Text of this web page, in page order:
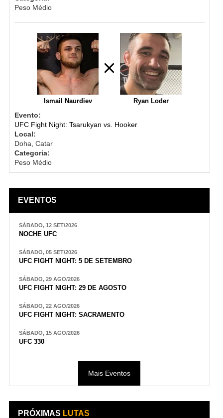
Peso Médio
Ismail Naurdiev Ryan Loder
Evento:
UFC Fight Night: Tsarukyan vs. Hooker
Local:
Doha, Catar
Categoria:
Peso Médio
EVENTOS
SÁBADO, 12 SET/2026
NOCHE UFC
SÁBADO, 05 SET/2026
UFC FIGHT NIGHT: 5 DE SETEMBRO
SÁBADO, 29 AGO/2026
UFC FIGHT NIGHT: 29 DE AGOSTO
SÁBADO, 22 AGO/2026
UFC FIGHT NIGHT: SACRAMENTO
SÁBADO, 15 AGO/2026
UFC 330
Mais Eventos
PRÓXIMAS LUTAS